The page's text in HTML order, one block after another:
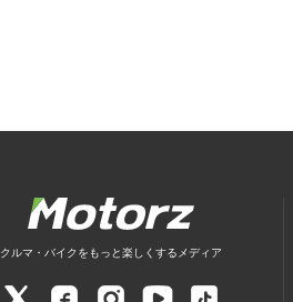
クルマ・バイクをもっと楽しくするメディア